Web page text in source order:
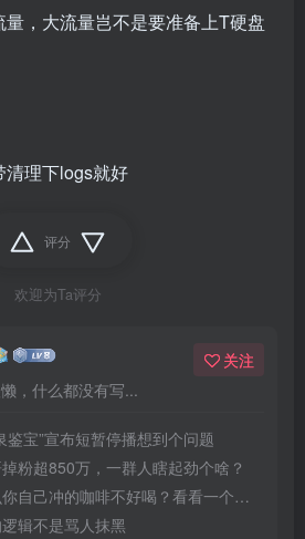
，大流量岂不是要准备上T硬盘
理下logs就好
评分
欢迎为Ta评分
，什么都没有写...
关注
鉴宝”宣布短暂停播想到个问题
粉超850万，一群人瞎起劲个啥？
己冲的咖啡不好喝？看看一个自媒体博主的分享
辑不是骂人抹黑